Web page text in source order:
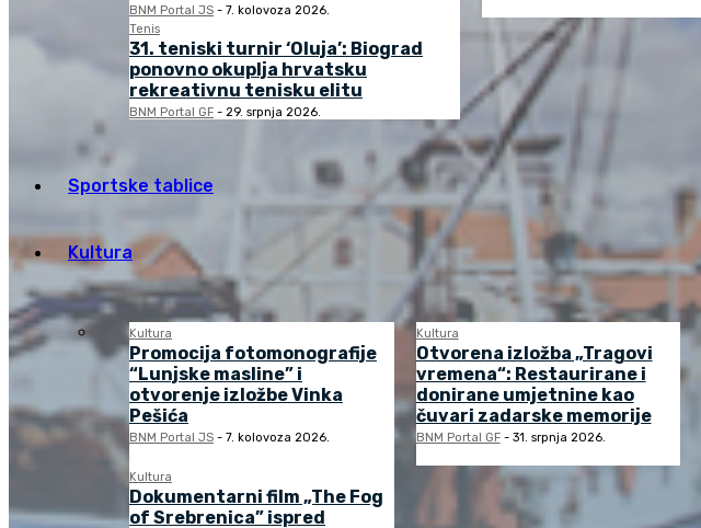
BNM Portal JS - 7. kolovoza 2026.
Tenis
31. teniski turnir ‘Oluja’: Biograd
ponovno okuplja hrvatsku
rekreativnu tenisku elitu
BNM Portal GF - 29. srpnja 2026.
Sportske tablice
Kultura
Kultura
Promocija fotomonografije
“Lunjske masline” i
otvorenje izložbe Vinka
Pešića
BNM Portal JS - 7. kolovoza 2026.
Kultura
Otvorena izložba „Tragovi
vremena“: Restaurirane i
donirane umjetnine kao
čuvari zadarske memorije
BNM Portal GF - 31. srpnja 2026.
Kultura
Dokumentarni film „The Fog
of Srebrenica” ispred